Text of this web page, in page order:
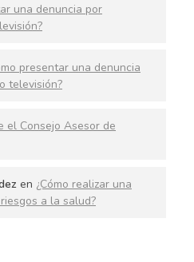
una denuncia por
presentar una denuncia
televisión?
el Consejo Asesor de
en ¿Cómo realizar una
a la salud?